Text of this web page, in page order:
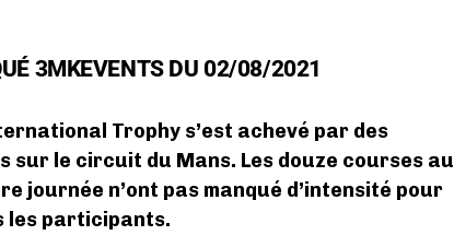
3MKEVENTS DU 02/08/2021
Trophy s’est achevé par des
sur le circuit du Mans. Les douze courses au
journée n’ont pas manqué d’intensité pour
les participants.